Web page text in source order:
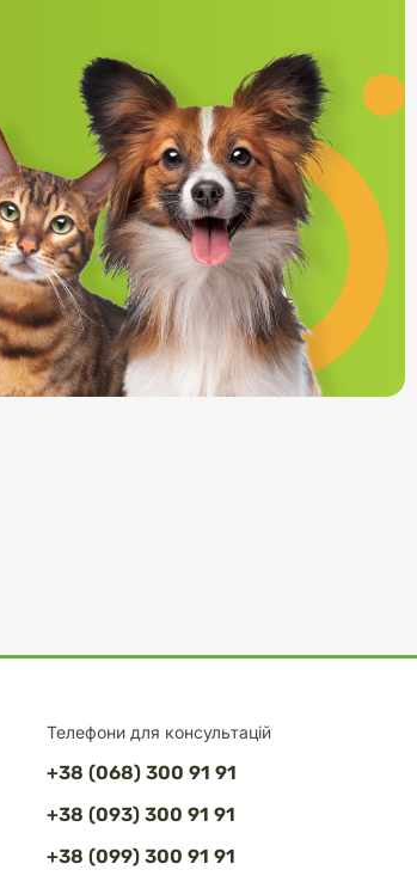
Телефони для консультацій
+38 (068) 300 91 91
+38 (093) 300 91 91
+38 (099) 300 91 91